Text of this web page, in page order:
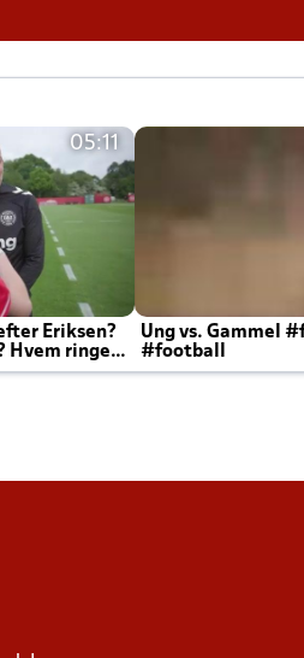
05:11
Eriksen?
Hvem ringer
Ung vs. Gammel
#football